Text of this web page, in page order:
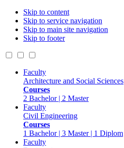
Skip to content
Skip to service navigation
Skip to main site navigation
Skip to footer
Faculty
Architecture and Social Sciences
Courses
2 Bachelor | 2 Master
Faculty
Civil Engineering
Courses
1 Bachelor | 3 Master | 1 Diplom
Faculty